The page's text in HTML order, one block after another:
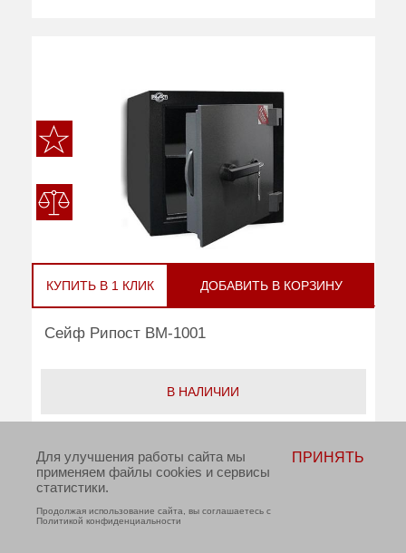
КУПИТЬ В 1 КЛИК ДОБАВИТЬ В КОРЗИНУ
Сейф Рипост ВМ-1001
В НАЛИЧИИ
Взломостойкость: 2 класс
Огнестойкость: 30Б
Для улучшения работы сайта мы
применяем файлы cookies и сервисы
статистики.
Продолжая использование сайта, вы соглашаетесь с
Политикой конфиденциальности
ПРИНЯТЬ